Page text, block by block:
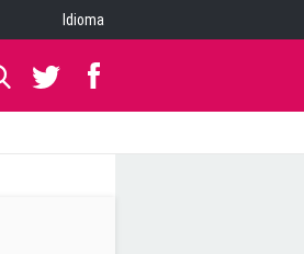
Idioma